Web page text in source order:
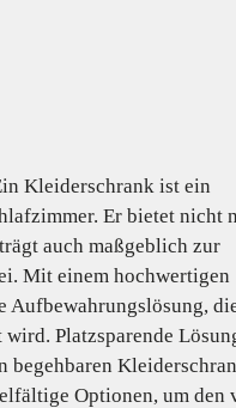
Kleiderschrank ist ein
Er bietet nicht
auch maßgeblich zur
Mit einem hochwertigen
Aufbewahrungslösung,
Platzsparende
begehbaren
Optionen, um